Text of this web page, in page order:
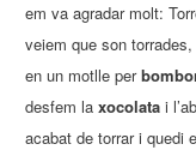
em va agradar molt:
veiem que son
en un motlle per
desfem laxocolata i
acabat de torrar i quedi